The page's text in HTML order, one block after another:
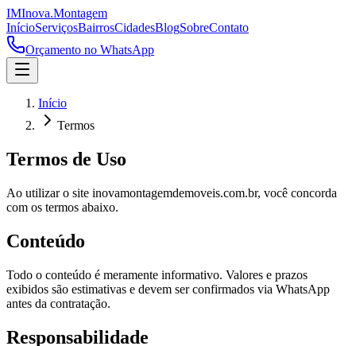
IMInova.Montagem
InícioServiçosBairrosCidadesBlogSobreContato
Orçamento no WhatsApp
Início
Termos
Termos de Uso
Ao utilizar o site inovamontagemdemoveis.com.br, você concorda
com os termos abaixo.
Conteúdo
Todo o conteúdo é meramente informativo. Valores e prazos
exibidos são estimativas e devem ser confirmados via WhatsApp
antes da contratação.
Responsabilidade